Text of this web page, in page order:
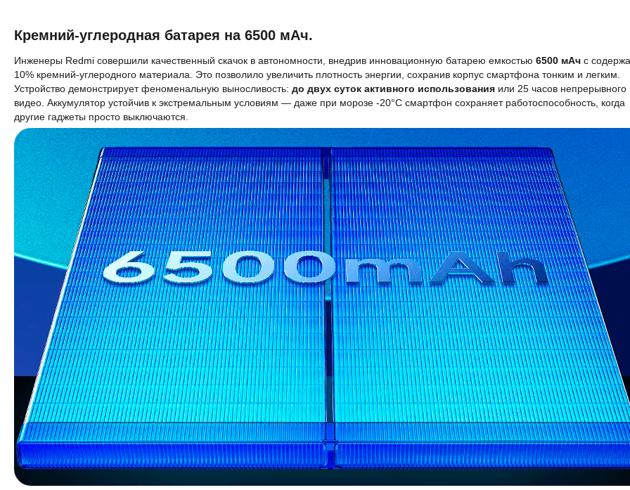
Кремний-углеродная батарея на 6500 мАч.
Инженеры Redmi совершили качественный скачок в автономности, внедрив инновационную батарею емкостью 6500 мАч с
10% кремний-углеродного материала. Это позволило увеличить плотность энергии, сохранив корпус смартфона тонким и легким.
Устройство демонстрирует феноменальную выносливость: до двух суток активного использования или 25 часов непрерывного
видео. Аккумулятор устойчив к экстремальным условиям — даже при морозе -20°C смартфон сохраняет работоспособность, когда
другие гаджеты просто выключаются.